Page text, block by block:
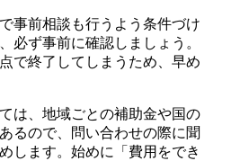
事前相談も行うよう条件づけ
必ず事前に確認しましょう。
で終了してしまうため、早め
は、地域ごとの補助金や国の
るので、問い合わせの際に聞
します。始めに「費用をでき